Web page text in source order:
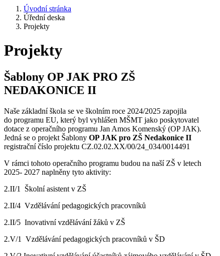
Úvodní stránka
Úřední deska
Projekty
Projekty
Šablony OP JAK PRO ZŠ
NEDAKONICE II
Naše základní škola se ve školním roce 2024/2025 zapojila
do programu EU, který byl vyhlášen MŠMT jako poskytovatel
dotace z operačního programu Jan Amos Komenský (OP JAK).
Jedná se o projekt Šablony OP JAK pro ZŠ Nedakonice II
registrační číslo projektu CZ.02.02.XX/00/24_034/0014491
V rámci tohoto operačního programu budou na naší ZŠ v letech
2025- 2027 naplněny tyto aktivity:
2.II/1 Školní asistent v ZŠ
2.II/4 Vzdělávání pedagogických pracovníků
2.II/5 Inovativní vzdělávání žáků v ZŠ
2.V/1 Vzdělávání pedagogických pracovníků v ŠD